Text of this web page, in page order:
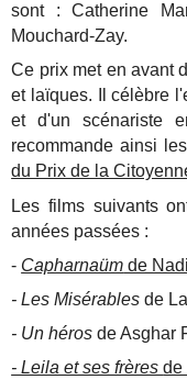
sont : Catherine
Mouchard-Zay.
Ce prix met en avant
et laïques. Il célèbre
et d'un scénariste
recommande ainsi
du Prix de la
Les films suivants
années passées :
- Capharnaüm de
- Les Misérables de
- Un héros de Asghar
- Leila et ses frèresde